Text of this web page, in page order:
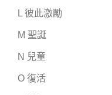
L 彼此激勵
M 聖誕
N 兒童
O 復活